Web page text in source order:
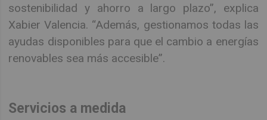
sostenibilidad y ahorro a largo plazo”, explica
Xabier Valencia. “Además, gestionamos todas las
ayudas disponibles para que el cambio a energías
renovables sea más accesible”.
Servicios a medida